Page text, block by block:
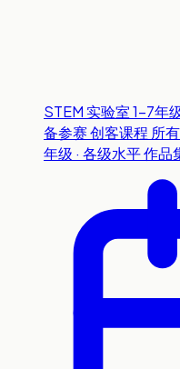
STEM 实验室1-7年
备参赛创客课程 所
年级 · 各级水平作品